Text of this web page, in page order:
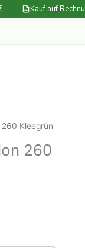
Kauf auf
Kleegrün
260